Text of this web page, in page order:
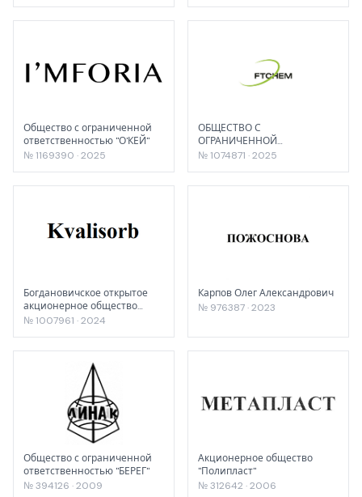
Общество с ограниченной
ответственностью "О'КЕЙ"
№ 1169390 · 2025
ОБЩЕСТВО С
ОГРАНИЧЕННОЙ
ОТВЕТСТВЕННОСТЬЮ
№ 1074871 · 2025
Богдановичское открытое
акционерное общество
"Огнеупоры"
№ 1007961 · 2024
Карпов Олег Александрович
№ 976387 · 2023
Общество с ограниченной
ответственностью "БЕРЕГ"
№ 394126 · 2009
Акционерное общество
"Полипласт"
№ 312642 · 2006